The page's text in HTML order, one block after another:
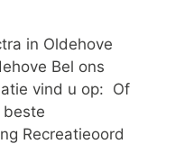
in Oldehove
Bel ons
vind u op: Of
Recreatieoord